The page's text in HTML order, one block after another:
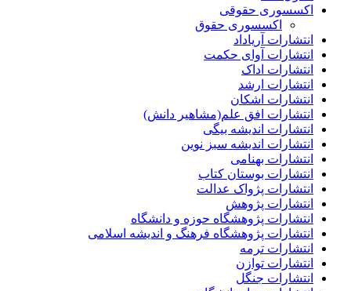
اکسسوری حقوقی
اکسسوری حقوق
انتشارات آریاداد
انتشارات آوای حکمت
انتشارات اداک
انتشارات ارشد
انتشارات اشکان
انتشارات افق علم(مشاهیر دانش)
انتشارات اندیشه بیگی
انتشارات اندیشه سبز نوین
انتشارات بهنامی
انتشارات بوستان کتاب
انتشارات پژواک عدالت
انتشارات پژوهش
انتشارات پژوهشگاه حوزه و دانشگاه
انتشارات پژوهشگاه فرهنگ و اندیشه اسلامی
انتشارات ترمه
انتشارات توازن
انتشارات جنگل